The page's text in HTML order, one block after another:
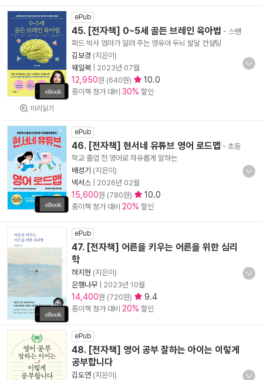
미리읽기
ePub
45. [전자책] 0~5세 골든 브레인 육아법 - 스탠
퍼드 박사 엄마가 알려 주는 영유아 두뇌 발달 컨설팅
김보경 (지은이)
웨일북
2023년 07월
12,950원 (640원) 10.0
종이책 정가 대비 30% 할인
ePub
46. [전자책] 현서네 유튜브 영어 로드맵 - 초등
학교 졸업 전 영어로 자유롭게 말하는
배성기 (지은이)
넥서스
2026년 02월
15,600원 (780원) 10.0
종이책 정가 대비 20% 할인
ePub
47. [전자책] 어른을 키우는 어른을 위한 심리
학
하지현 (지은이)
은행나무
2023년 10월
14,400원 (720원) 9.4
종이책 정가 대비 20% 할인
ePub
48. [전자책] 영어 공부 잘하는 아이는 이렇게
공부합니다
김도연 (지은이)